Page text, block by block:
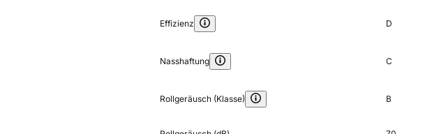
Effizienz D
Nasshaftung C
Rollgeräusch (Klasse) B